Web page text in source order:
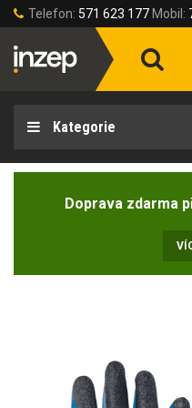
Telefon: 571 623 177 Mobil:
Kategorie
Doprava zdarma